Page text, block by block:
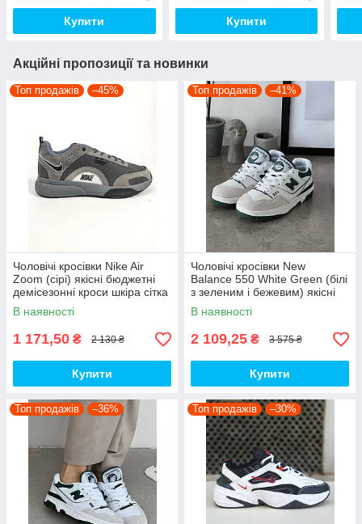
Купити Купити
Акційні пропозиції та новинки
Топ продажів –45%
Чоловічі кросівки Nike Air
Zoom (сірі) якісні бюджетні
демісезонні кроси шкіра сітка
D426 топ
В наявності
1 171,50 ₴ 2 130 ₴
Купити
Топ продажів –41%
Чоловічі кросівки New
Balance 550 White Green (білі
з зеленим і бежевим) якісні
модні кроси NB020 топ
В наявності
2 109,25 ₴ 3 575 ₴
Купити
Топ продажів –36% Топ продажів –30%